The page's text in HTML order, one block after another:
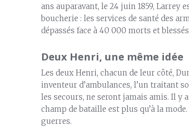
ans auparavant, le 24 juin 1859, Larrey
boucherie : les services de santé des
dépassés face à 40 000 morts et
Deux Henri, une même idée
Les deux Henri, chacun de leur côté,
inventeur d’ambulances, l’un traitant
les secours, ne seront jamais amis. Il y
champ de bataille est plus qu’à la
guerres.